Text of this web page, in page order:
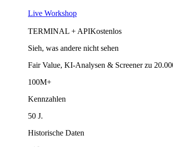
Live Workshop
TERMINAL + APIKostenlos
Sieh, was andere nicht sehen
Fair Value, KI-Analysen & Screener zu
100M+
Kennzahlen
50 J.
Historische Daten